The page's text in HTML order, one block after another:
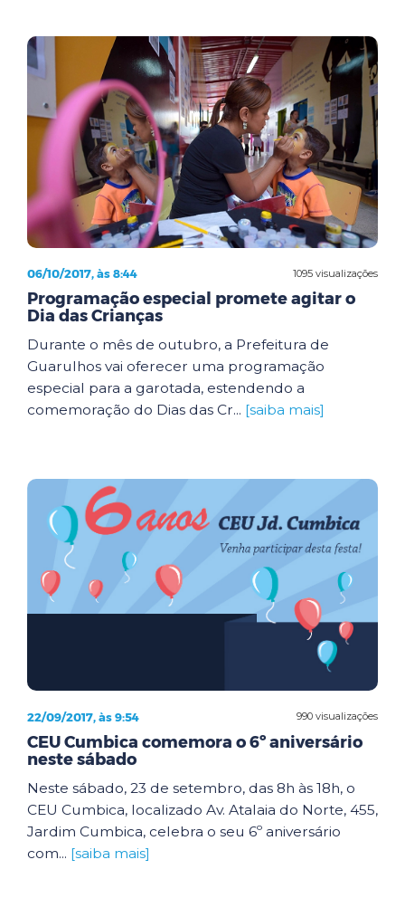
1095 visualizações
06/10/2017, às 8:44
Programação especial promete agitar o
Dia das Crianças
Durante o mês de outubro, a Prefeitura de
Guarulhos vai oferecer uma programação
especial para a garotada, estendendo a
comemoração do Dias das Cr... [saiba mais]
990 visualizações
22/09/2017, às 9:54
CEU Cumbica comemora o 6º aniversário
neste sábado
Neste sábado, 23 de setembro, das 8h às 18h, o
CEU Cumbica, localizado Av. Atalaia do Norte, 455,
Jardim Cumbica, celebra o seu 6º aniversário
com... [saiba mais]